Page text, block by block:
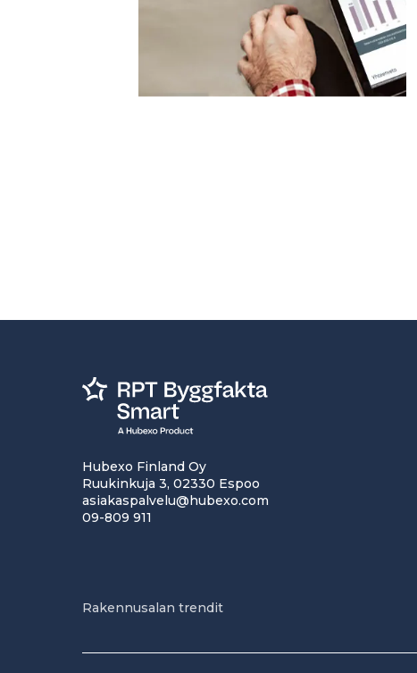
Hubexo Finland Oy
Ruukinkuja 3, 02330 Espoo
asiakaspalvelu@hubexo.com
09-809 911
Rakennusalan trendit